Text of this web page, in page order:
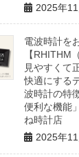
2025年
電波時計を
【RHITHM
見やすくて
快適にする
波時計の特
便利な機能
ね時計店
2025年